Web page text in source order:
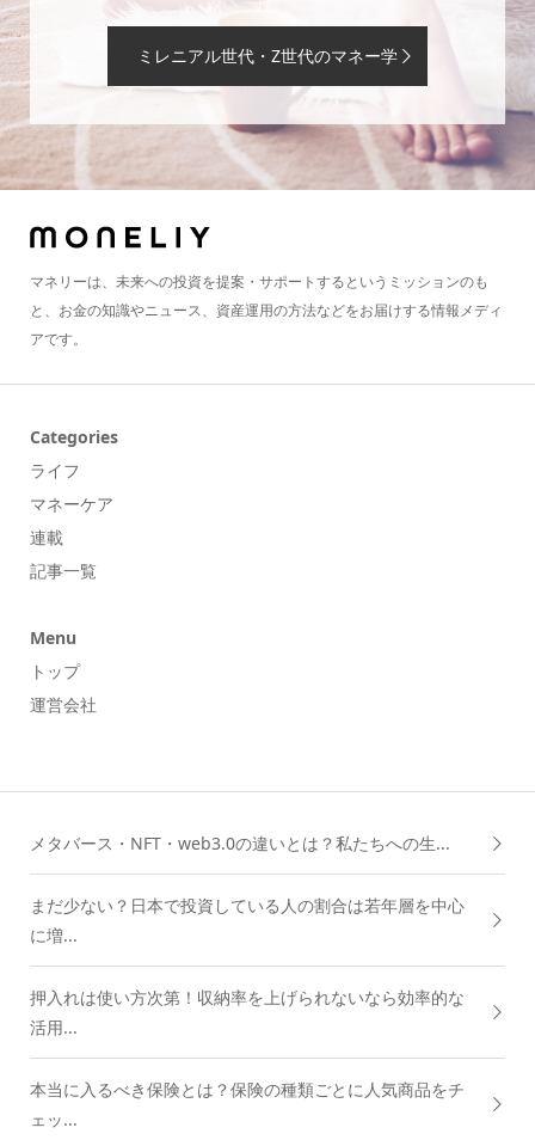
ミレニアル世代・Z世代のマネー学
マネリーは、未来への投資を提案・サポートするというミッションのも
と、お金の知識やニュース、資産運用の方法などをお届けする情報メディ
アです。
Categories
ライフ
マネーケア
連載
記事一覧
Menu
トップ
運営会社
メタバース・NFT・web3.0の違いとは？私たちへの生...
まだ少ない？日本で投資している人の割合は若年層を中心
に増...
押入れは使い方次第！収納率を上げられないなら効率的な
活用...
本当に入るべき保険とは？保険の種類ごとに人気商品をチ
ェッ...